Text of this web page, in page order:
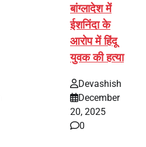
बांग्लादेश में
ईशनिंदा के
आरोप में हिंदू
युवक की हत्या
Devashish
December
20, 2025
0